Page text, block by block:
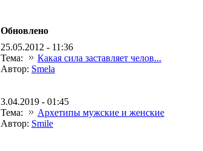
Обновлено
25.05.2012 - 11:36
Тема:
Какая сила заставляет челов...
Автор: Smela
3.04.2019 - 01:45
Тема:
Архетипы мужские и женские
Автор: Smile